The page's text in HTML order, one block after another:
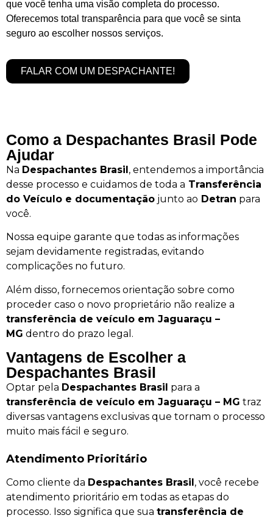
que você tenha uma visão completa do processo.
Oferecemos total transparência para que você se sinta
seguro ao escolher nossos serviços.
FALAR COM UM DESPACHANTE!
Como a Despachantes Brasil Pode
Ajudar
Na Despachantes Brasil, entendemos a importância
desse processo e cuidamos de toda a Transferência
do Veículo e documentação junto ao Detran para
você.
Nossa equipe garante que todas as informações
sejam devidamente registradas, evitando
complicações no futuro.
Além disso, fornecemos orientação sobre como
proceder caso o novo proprietário não realize a
transferência de veículo em Jaguaraçu –
MG dentro do prazo legal.
Vantagens de Escolher a
Despachantes Brasil
Optar pela Despachantes Brasil para a
transferência de veículo em Jaguaraçu – MG traz
diversas vantagens exclusivas que tornam o processo
muito mais fácil e seguro.
Atendimento Prioritário
Como cliente da Despachantes Brasil, você recebe
atendimento prioritário em todas as etapas do
processo. Isso significa que sua transferência de